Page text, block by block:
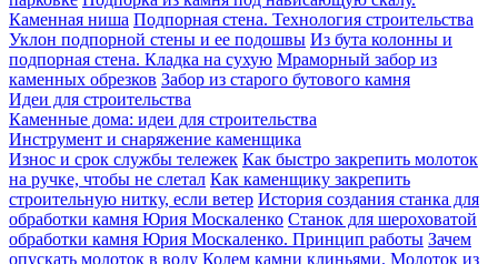
Каменная ниша Подпорная стена. Технология строительства
Уклон подпорной стены и ее подошвы Из бута колонны и
подпорная стена. Кладка на сухую Мраморный забор из
каменных обрезков Забор из старого бутового камня
Идеи для строительства
Каменные дома: идеи для строительства
Инструмент и снаряжение каменщика
Износ и срок службы тележек Как быстро закрепить молоток
на ручке, чтобы не слетал Как каменщику закрепить
строительную нитку, если ветер История создания станка для
обработки камня Юрия Москаленко Станок для шероховатой
обработки камня Юрия Москаленко. Принцип работы Зачем
опускать молоток в воду Колем камни клиньями. Молоток из